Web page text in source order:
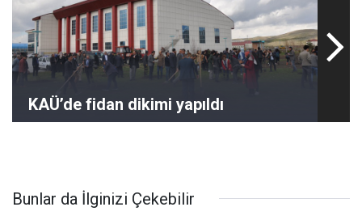
KAÜ’de fidan dikimi yapıldı
Bunlar da İlginizi Çekebilir